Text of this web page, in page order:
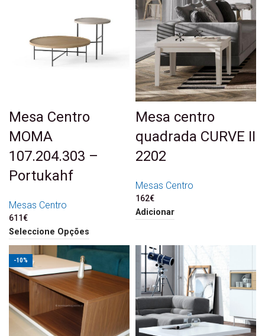
Mesa Centro
MOMA
107.204.303 –
Portukahf
Mesas Centro
611€
Seleccione Opções
Mesa centro
quadrada CURVE II
2202
Mesas Centro
162€
Adicionar
-10%